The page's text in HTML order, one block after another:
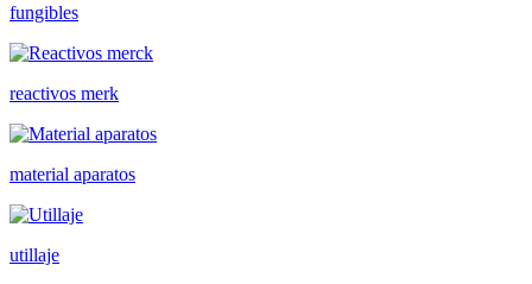
fungibles
reactivos merk
material aparatos
utillaje